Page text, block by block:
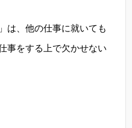
は、他の仕事に就いても
事をする上で欠かせない